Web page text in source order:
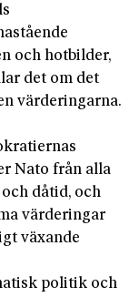
och hotbilder,
det om det
värderingarna.
Nato från alla
dåtid, och
värderingar
växande
politik och